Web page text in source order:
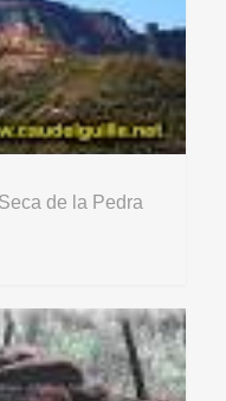
de la Pedra